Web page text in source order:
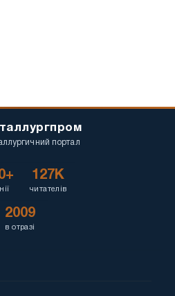
портал
127K
читателів
2009
в отразі